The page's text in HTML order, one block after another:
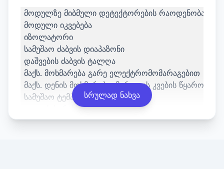
მოდულზე მიბმული დეტექტორების რაოდენობა
მოდული იკვებება
იზოლატორი
სამუშაო ძაბვის დიაპაზონი
დაშვების ძაბვის ტალღა
მაქს. მოხმარება გარე ელექტრომომარაგებით
მაქს. დენის მოხმარება, მარყუჟის კვების წყარო
სამუშაო ტემპერატურა
დაცვის ხარისხი
წონა
სრულად ნახვა